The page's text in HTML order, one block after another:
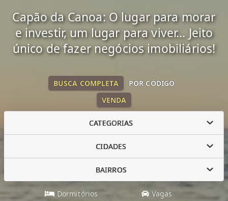
Capão da Canoa: O lugar para morar
e investir, um lugar para viver... Jeito
único de fazer negócios imobiliários!
VENDA
BUSCA COMPLETA POR CÓDIGO
CATEGORIAS
CIDADES
BAIRROS
Dormitórios Vagas